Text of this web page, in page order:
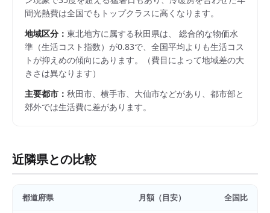
間光熱費は全国でもトップクラスに高くなります。
地域区分： 東北地方に属する秋田県は、 総合的な物価水
準（生活コスト指数）が0.83で、 全国平均よりも生活コス
トが抑えめの傾向にあります。
（費目によって地域差の大
きさは異なります）
主要都市： 秋田市、横手市、大仙市などがあり、都市部と
郊外では生活費に差があります。
近隣県との比較
都道府県 月額（目安） 全国比